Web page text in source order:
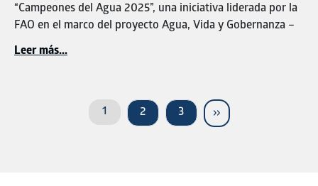
“Campeones del Agua 2025”, una iniciativa liderada por la
FAO en el marco del proyecto Agua, Vida y Gobernanza –
ScaleWat.
promoción del uso responsable del recurso hídrico,
contribuyendo a mejorar la calidad de vida de las
Leer más...
Página actual
1 Página
2 Página
3 Siguiente página
››